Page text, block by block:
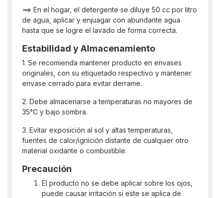
==> En el hogar, el detergente se diluye 50 cc por litro
de agua, aplicar y enjuagar con abundante agua
hasta que se logre el lavado de forma correcta.
Estabilidad y Almacenamiento
1. Se recomienda mantener producto en envases
originales, con su etiquetado respectivo y mantener
envase cerrado para evitar derrame.
2. Debe almacenarse a temperaturas no mayores de
35°C y bajo sombra.
3. Evitar exposición al sol y altas temperaturas,
fuentes de calor/ignición distante de cualquier otro
material oxidante o combustible.
Precaución
El producto no se debe aplicar sobre los ojos,
puede causar irritación si este se aplica de